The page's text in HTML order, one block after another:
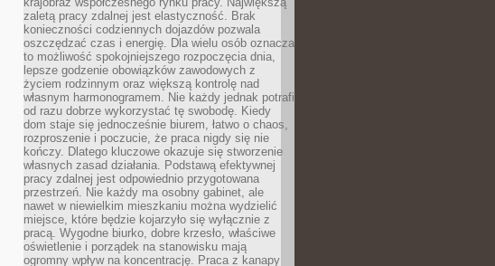
zaletą pracy zdalnej jest elastyczność. Brak
konieczności codziennych dojazdów pozwala
oszczędzać czas i energię. Dla wielu osób oznacza
to możliwość spokojniejszego rozpoczęcia dnia,
lepsze godzenie obowiązków zawodowych z
życiem rodzinnym oraz większą kontrolę nad
własnym harmonogramem. Nie każdy jednak potrafi
od razu dobrze wykorzystać tę swobodę. Kiedy
dom staje się jednocześnie biurem, łatwo o chaos,
rozproszenie i poczucie, że praca nigdy się nie
kończy. Dlatego kluczowe okazuje się stworzenie
własnych zasad działania. Podstawą efektywnej
pracy zdalnej jest odpowiednio przygotowana
przestrzeń. Nie każdy ma osobny gabinet, ale
nawet w niewielkim mieszkaniu można wydzielić
miejsce, które będzie kojarzyło się wyłącznie z
pracą. Wygodne biurko, dobre krzesło, właściwe
oświetlenie i porządek na stanowisku mają
ogromny wpływ na koncentrację. Praca z kanapy